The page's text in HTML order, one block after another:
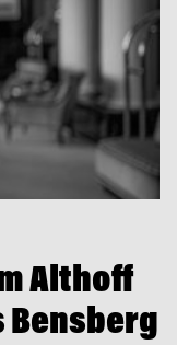
Althoff
Bensberg